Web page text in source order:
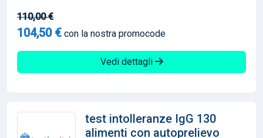
110,00 €
104,50 € con la nostra promocode
Vedi dettagli
test intolleranze IgG 130
alimenti con autoprelievo